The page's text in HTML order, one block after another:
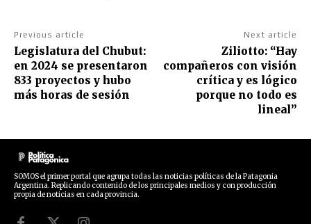
Previous article
Legislatura del Chubut:
en 2024 se presentaron
833 proyectos y hubo
más horas de sesión
Next article
Ziliotto: “Hay
compañeros con visión
crítica y es lógico
porque no todo es
lineal”
SOMOS el primer portal que agrupa todas las noticias políticas de la Patagonia
Argentina. Replicando contenido de los principales medios y con producción
propia de noticias en cada provincia.